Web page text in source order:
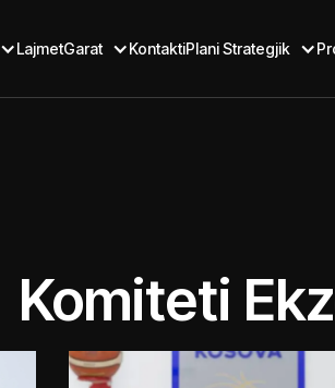
LajmetGarat KontaktiPlani Strategjik
Komiteti